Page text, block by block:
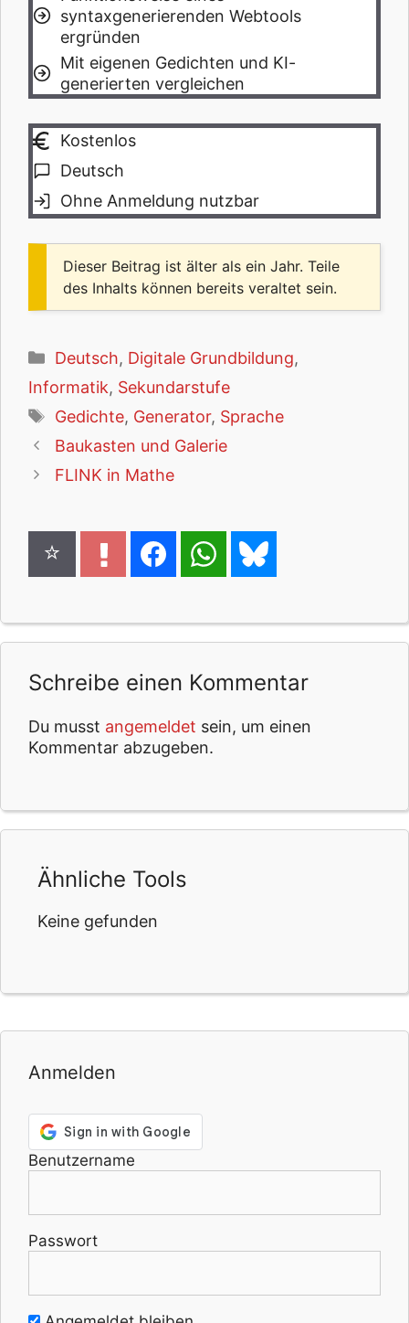
syntaxgenerierenden Webtools
ergründen
Mit eigenen Gedichten und KI-
generierten vergleichen
Kostenlos
Deutsch
Ohne Anmeldung nutzbar
Dieser Beitrag ist älter als ein Jahr. Teile
des Inhalts können bereits veraltet sein.
Kategorien
Deutsch, Digitale Grundbildung,
Informatik, Sekundarstufe
Schlagwörter
Gedichte, Generator, Sprache
Baukasten und Galerie
FLINK in Mathe
Schreibe einen Kommentar
Du musst angemeldet sein, um einen
Kommentar abzugeben.
Ähnliche Tools
Keine gefunden
Anmelden
Benutzername
Passwort